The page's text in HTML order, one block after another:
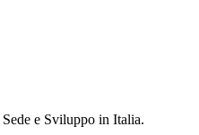
Sede e Sviluppo in Italia.